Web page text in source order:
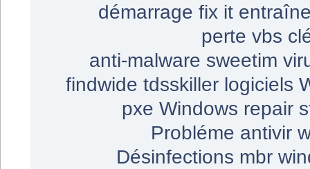
démarrage fix it
perte vbs
anti-malware sweetim
findwide tdsskiller logiciels
pxe Windows repair
Probléme antivir
Désinfections mbr